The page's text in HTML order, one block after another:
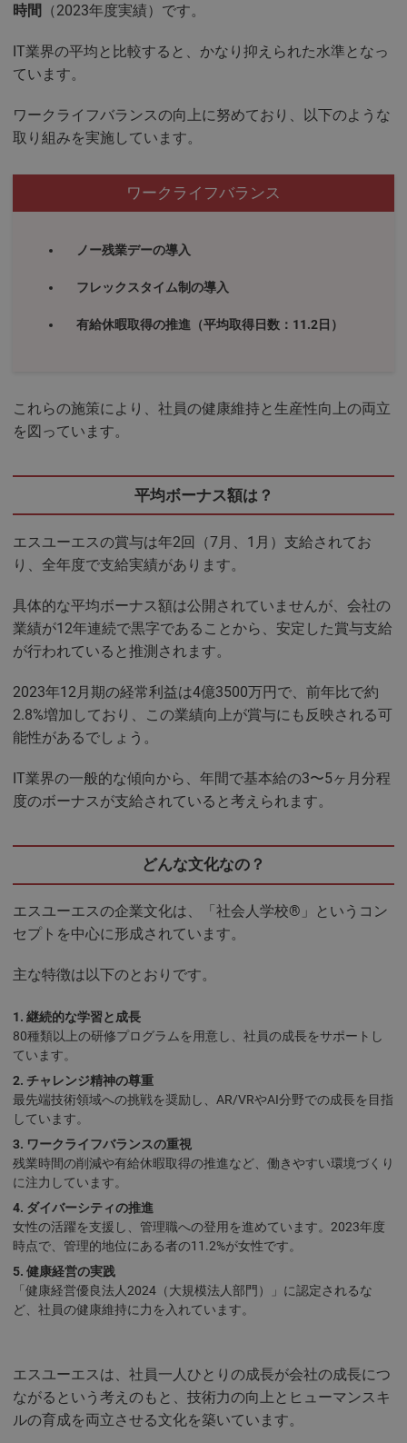
時間 （2023年度実績）です。
IT業界の平均と比較すると、かなり抑えられた水準となっ
ています。
ワークライフバランスの向上に努めており、以下のような
取り組みを実施しています。
ワークライフバランス
ノー残業デーの導入
フレックスタイム制の導入
有給休暇取得の推進（平均取得日数：11.2日）
これらの施策により、社員の健康維持と生産性向上の両立
を図っています。
平均ボーナス額は？
エスユーエスの賞与は年2回（7月、1月）支給されてお
り、全年度で支給実績があります。
具体的な平均ボーナス額は公開されていませんが、会社の
業績が12年連続で黒字であることから、安定した賞与支給
が行われていると推測されます。
2023年12月期の経常利益は4億3500万円で、前年比で約
2.8%増加しており、この業績向上が賞与にも反映される可
能性があるでしょう。
IT業界の一般的な傾向から、年間で基本給の3〜5ヶ月分程
度のボーナスが支給されていると考えられます。
どんな文化なの？
エスユーエスの企業文化は、「社会人学校®」というコン
セプトを中心に形成されています。
主な特徴は以下のとおりです。
継続的な学習と成長
80種類以上の研修プログラムを用意し、社員の成長をサポートし
ています。
チャレンジ精神の尊重
最先端技術領域への挑戦を奨励し、AR/VRやAI分野での成長を目指
しています。
ワークライフバランスの重視
残業時間の削減や有給休暇取得の推進など、働きやすい環境づくり
に注力しています。
ダイバーシティの推進
女性の活躍を支援し、管理職への登用を進めています。2023年度
時点で、管理的地位にある者の11.2%が女性です。
健康経営の実践
「健康経営優良法人2024（大規模法人部門）」に認定されるな
ど、社員の健康維持に力を入れています。
エスユーエスは、社員一人ひとりの成長が会社の成長につ
ながるという考えのもと、技術力の向上とヒューマンスキ
ルの育成を両立させる文化を築いています。